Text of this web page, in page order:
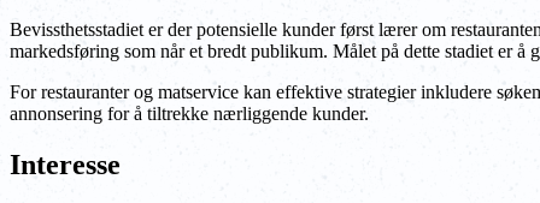
Bevissthetsstadiet er der potensielle kunder først lærer om
markedsføring som når et bredt publikum. Målet på dette stadiet er å
For restauranter og matservice kan effektive strategier inkludere
annonsering for å tiltrekke nærliggende kunder.
Interesse